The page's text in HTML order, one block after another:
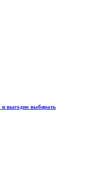
и выгодно выбирать